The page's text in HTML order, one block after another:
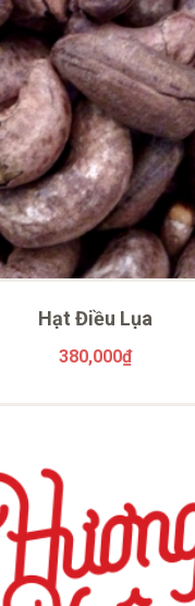
Hạt Điều Lụa
380,000₫